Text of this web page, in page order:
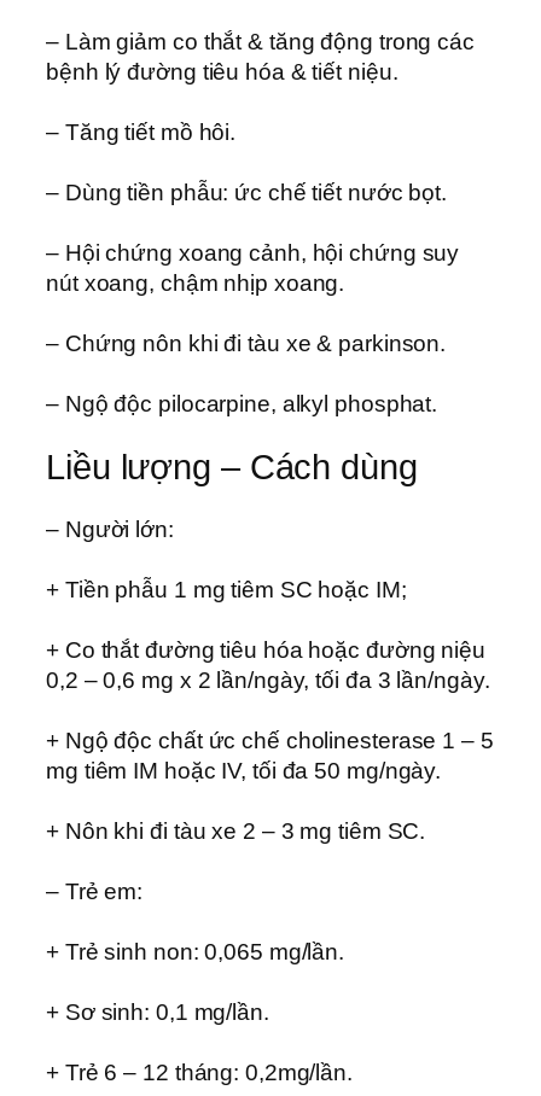
– Làm giảm co thắt & tăng động trong các
bệnh lý đường tiêu hóa & tiết niệu.
– Tăng tiết mồ hôi.
– Dùng tiền phẫu: ức chế tiết nước bọt.
– Hội chứng xoang cảnh, hội chứng suy
nút xoang, chậm nhịp xoang.
– Chứng nôn khi đi tàu xe & parkinson.
– Ngộ độc pilocarpine, alkyl phosphat.
Liều lượng – Cách dùng
– Người lớn:
+ Tiền phẫu 1 mg tiêm SC hoặc IM;
+ Co thắt đường tiêu hóa hoặc đường niệu
0,2 – 0,6 mg x 2 lần/ngày, tối đa 3 lần/ngày.
+ Ngộ độc chất ức chế cholinesterase 1 – 5
mg tiêm IM hoặc IV, tối đa 50 mg/ngày.
+ Nôn khi đi tàu xe 2 – 3 mg tiêm SC.
– Trẻ em:
+ Trẻ sinh non: 0,065 mg/lần.
+ Sơ sinh: 0,1 mg/lần.
+ Trẻ 6 – 12 tháng: 0,2mg/lần.